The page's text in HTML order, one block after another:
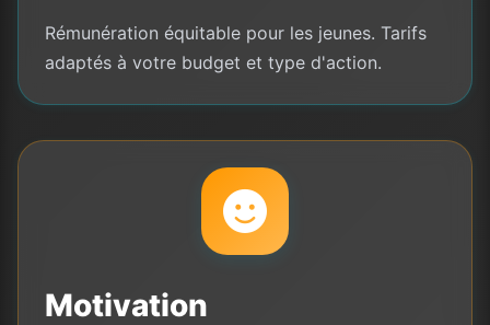
Rémunération équitable pour les jeunes. Tarifs
adaptés à votre budget et type d'action.
Motivation